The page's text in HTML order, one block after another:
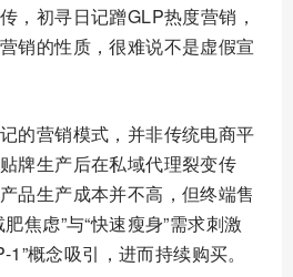
，初寻日记蹭GLP热度营销，
销的性质，很难说不是虚假宣
的营销模式，并非传统电商平
牌生产后在私域代理裂变传
品生产成本并不高，但终端售
焦虑”与“快速瘦身”需求刺激
概念吸引，进而持续购买。